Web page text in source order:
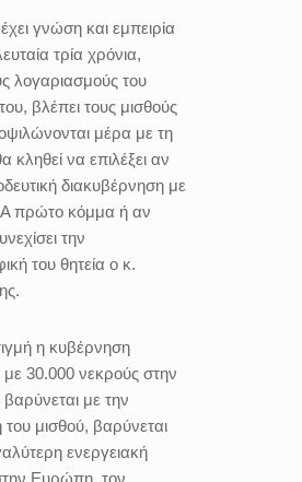
γνώση και εμπειρία
τρία χρόνια,
λογαριασμούς του
βλέπει τους μισθούς
μέρα με τη
κληθεί να επιλέξει αν
διακυβέρνηση με
πρώτο κόμμα ή αν
την
του θητεία ο κ.
η κυβέρνηση
με 30.000 νεκρούς στην
με την
μισθού, βαρύνεται
ενεργειακή
Ευρώπη, τον